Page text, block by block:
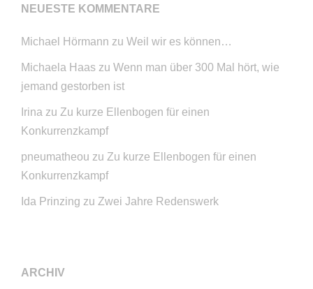
NEUESTE KOMMENTARE
Michael Hörmann zu Weil wir es können…
Michaela Haas zu Wenn man über 300 Mal hört, wie
jemand gestorben ist
Irina zu Zu kurze Ellenbogen für einen
Konkurrenzkampf
pneumatheou zu Zu kurze Ellenbogen für einen
Konkurrenzkampf
Ida Prinzing zu Zwei Jahre Redenswerk
ARCHIV